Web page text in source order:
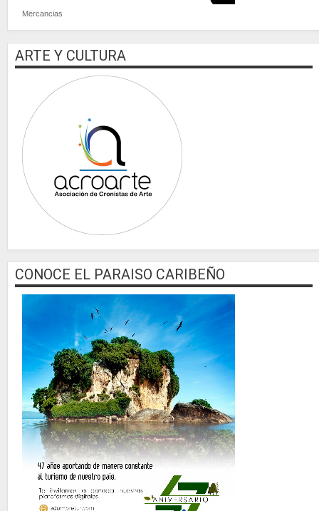
Mercancias
ARTE Y CULTURA
CONOCE EL PARAISO CARIBEÑO